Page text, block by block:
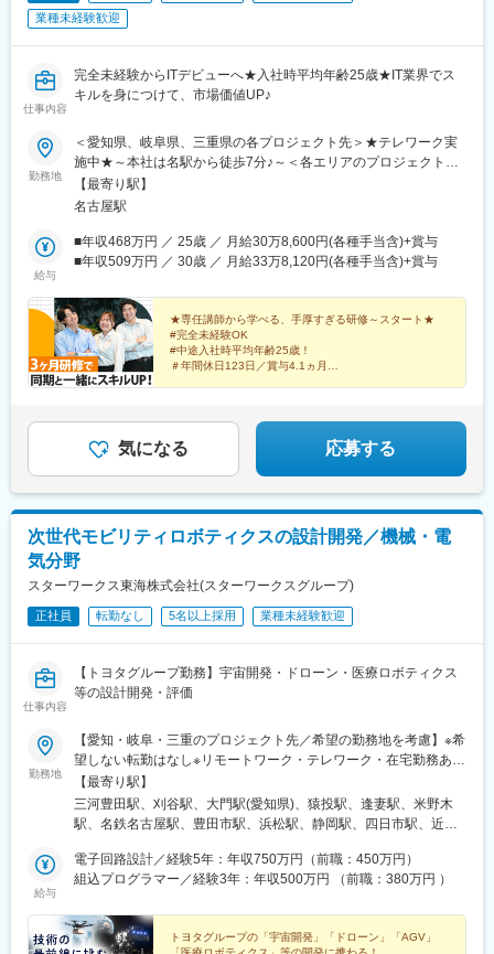
業種未経験歓迎
仕事内容
完全未経験からITデビューへ★入社時平均年齢25歳★IT業界でス
キルを身につけて、市場価値UP♪
勤務地
＜愛知県、岐阜県、三重県の各プロジェクト先＞★テレワーク実
施中★～本社は名駅から徒歩7分♪～＜各エリアのプロジェクト先
＞■愛知県／名古屋市、刈谷市、大府市、豊田市、安城市、豊川
市、稲沢市、清須市、小牧市■岐阜県／各務原市、大垣市■三重県
中は本社勤務となります）・転居を伴う転勤なし・U・Iターンも
大歓迎！・配属先によっては、フルリモートワーク・在宅勤務・
／関西（大阪、他）なども考慮し、決定します。＼研修は本社で
実施します／■本社／愛知県名古屋市西区名駅2-27-8 名古屋プラ
イムセントラルタワー7F└アクセス／「名古屋駅」より徒歩7分
【最寄り駅】
名古屋駅
給与
■年収468万円 ／ 25歳 ／ 月給30万8,600円(各種手当含)+賞与
■年収509万円 ／ 30歳 ／ 月給33万8,120円(各種手当含)+賞与
★専任講師から学べる、手厚すぎる研修～スタート★
#完全未経験OK
#中途入社時平均年齢25歳！
＃年間休日123日／賞与4.1ヵ月
気になる 応募する
次世代モビリティロボティクスの設計開発／機械・電
気分野
スターワークス東海株式会社(スターワークスグループ)
正社員 転勤なし 5名以上採用 業種未経験歓迎
仕事内容
【トヨタグループ勤務】宇宙開発・ドローン・医療ロボティクス
等の設計開発・評価
勤務地
【愛知・岐阜・三重のプロジェクト先／希望の勤務地を考慮】※希
望しない転勤はなし※リモートワーク・テレワーク・在宅勤務あり
（派遣先による）※自動車通勤あり（派遣先による）＜勤務地例＞
■トヨタ自動車株式会社愛知県豊田市トヨタ町1番地■株式会社デ
ンソー愛知県刈谷市昭和町1-1■株式会社ジェイテクト愛知県岡崎
広瀬町川原田519番地 ■株式会社トヨタ自動織機愛知県刈谷市豊田
町2-1■株式会社ミライズテクノロジーズ愛知県日進市米野木町南
先は相談の上、決定いたします。＜愛知県＞大府、豊田、刈谷、
安城、岡崎、他＜岐阜県＞岐阜、大垣、多治見、他＜三重県＞四
【最寄り駅】
三河豊田駅、刈谷駅、大門駅(愛知県)、猿投駅、逢妻駅、米野木
駅、名鉄名古屋駅、豊田市駅、浜松駅、静岡駅、四日市駅、近鉄
駅、名古屋駅、新浜松駅、日吉町駅、近鉄四日市駅
給与
電子回路設計／経験5年：年収750万円（前職：450万円）
組込プログラマー／経験3年：年収500万円 （前職：380万円 ）
トヨタグループの「宇宙開発」「ドローン」「AGV」